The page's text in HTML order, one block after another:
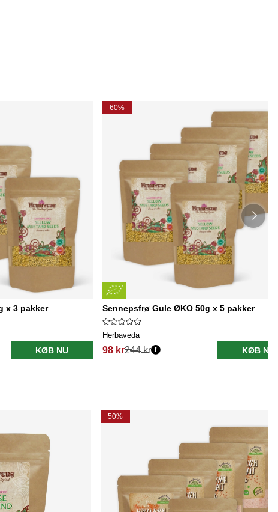
x 3 pakker
KØB NU
60%
Sennepsfrø Gule ØKO 50g x 5 pakker
Herbaveda
98 kr244 kr KØB NU
50%